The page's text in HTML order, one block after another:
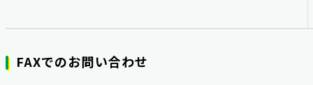
FAXでのお問い合わせ